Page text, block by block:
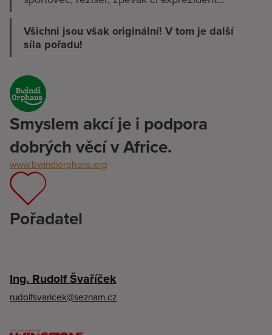
Všichni jsou však originální! V tom je další
síla pořadu!
Smyslem akcí je i podpora
dobrých věcí v Africe.
www.bwindiorphans.org
Pořadatel
Ing. Rudolf Švaříček
rudolfsvaricek@seznam.cz